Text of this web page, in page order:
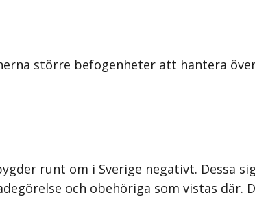
större befogenheter att hantera
runt om i Sverige negativt. Dessa
och obehöriga som vistas där.